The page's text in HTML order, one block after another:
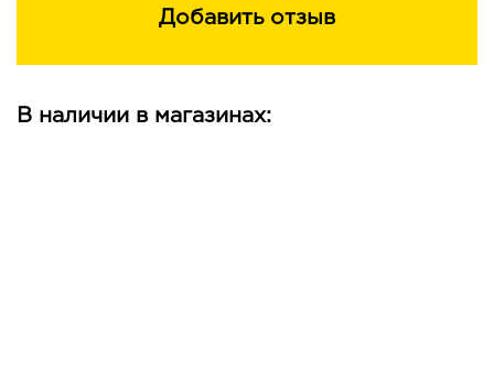
Добавить отзыв
В наличии в магазинах: